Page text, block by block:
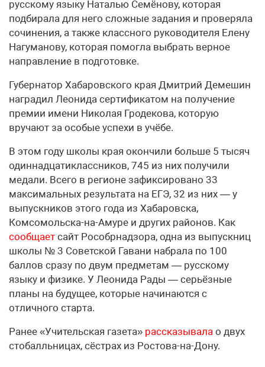
русскому языку Наталью Семёнову, которая
подбирала для него сложные задания и проверяла
сочинения, а также классного руководителя Елену
Нагуманову, которая помогла выбрать верное
направление в подготовке.
Губернатор Хабаровского края Дмитрий Демешин
наградил Леонида сертификатом на получение
премии имени Николая Гродекова, которую
вручают за особые успехи в учёбе.
В этом году школы края окончили больше 5 тысяч
одиннадцатиклассников, 745 из них получили
медали. Всего в регионе зафиксировано 33
максимальных результата на ЕГЭ, 32 из них — у
выпускников этого года из Хабаровска,
Комсомольска-на-Амуре и других районов. Как
сообщает сайт Рособрнадзора, одна из выпускниц
школы № 3 Советской Гавани набрала по 100
баллов сразу по двум предметам — русскому
языку и физике. У Леонида Рады — серьёзные
планы на будущее, которые начинаются с
отличного старта.
Ранее «Учительская газета» рассказывала о двух
стобалльницах, сёстрах из Ростова-на-Дону.